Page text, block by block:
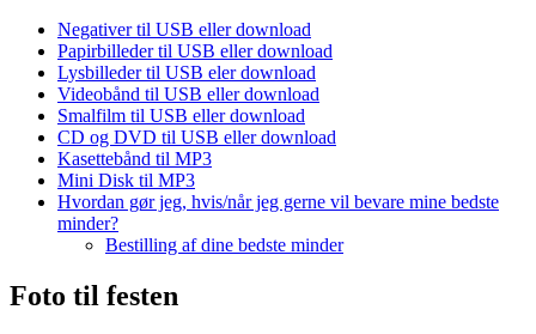
Negativer til USB eller download
Papirbilleder til USB eller download
Lysbilleder til USB eler download
Videobånd til USB eller download
Smalfilm til USB eller download
CD og DVD til USB eller download
Kasettebånd til MP3
Mini Disk til MP3
Hvordan gør jeg, hvis/når jeg gerne vil bevare mine bedste
minder?
Bestilling af dine bedste minder
Foto til festen